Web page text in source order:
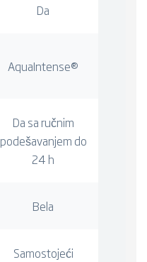
Da
AquaIntense®
Da sa ručnim
podešavanjem do
24 h
Bela
Samostojeći